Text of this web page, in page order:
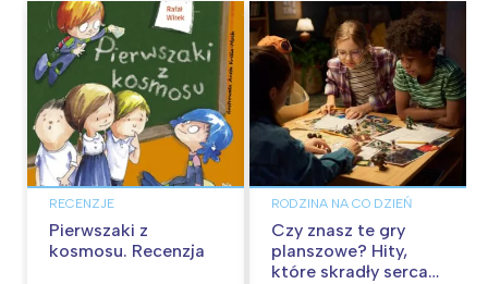
RECENZJE
Pierwszaki z
kosmosu. Recenzja
RODZINA NA CO DZIEŃ
Czy znasz te gry
planszowe? Hity,
które skradły serca